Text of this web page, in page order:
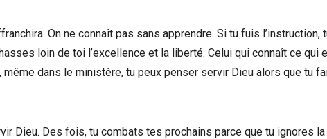
On ne connaît pas sans apprendre. Si tu fuis l’instruction,
loin de toi l’excellence et la liberté. Celui qui connaît ce qui
dans le ministère, tu peux penser servir Dieu alors que tu
Dieu. Des fois, tu combats tes prochains parce que tu ignores la